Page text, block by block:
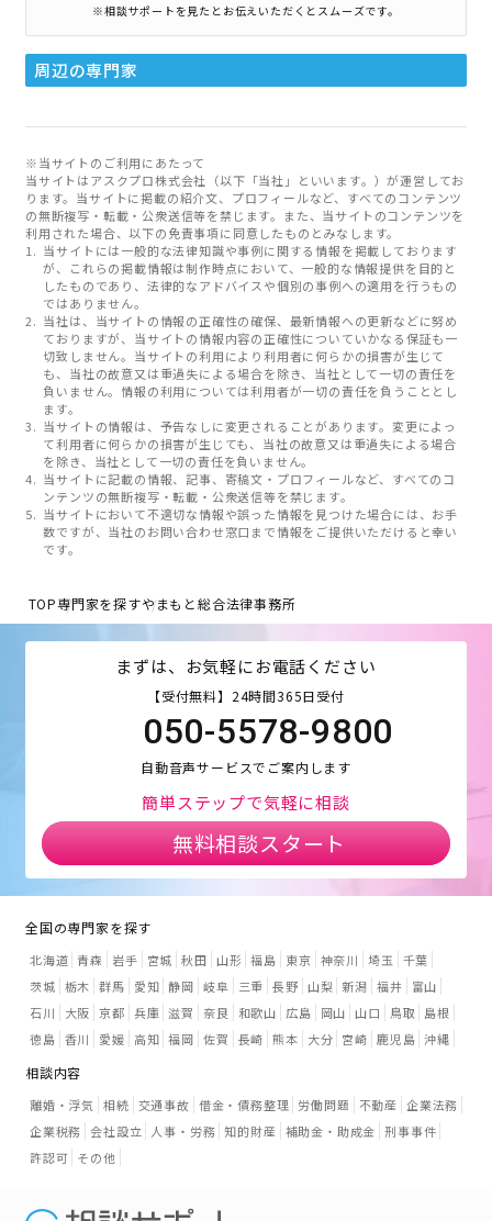
※相談サポートを見たとお伝えいただくとスムーズです。
周辺の専門家
※当サイトのご利用にあたって
当サイトはアスクプロ株式会社（以下「当社」といいます。）が運営してお
ります。当サイトに掲載の紹介文、プロフィールなど、すべてのコンテンツ
の無断複写・転載・公衆送信等を禁じます。また、当サイトのコンテンツを
利用された場合、以下の免責事項に同意したものとみなします。
当サイトには一般的な法律知識や事例に関する情報を掲載しております
が、これらの掲載情報は制作時点において、一般的な情報提供を目的と
したものであり、法律的なアドバイスや個別の事例への適用を行うもの
ではありません。
当社は、当サイトの情報の正確性の確保、最新情報への更新などに努め
ておりますが、当サイトの情報内容の正確性についていかなる保証も一
切致しません。当サイトの利用により利用者に何らかの損害が生じて
も、当社の故意又は重過失による場合を除き、当社として一切の責任を
負いません。情報の利用については利用者が一切の責任を負うこととし
ます。
当サイトの情報は、予告なしに変更されることがあります。変更によっ
て利用者に何らかの損害が生じても、当社の故意又は重過失による場合
を除き、当社として一切の責任を負いません。
当サイトに記載の情報、記事、寄稿文・プロフィールなど、すべてのコ
ンテンツの無断複写・転載・公衆送信等を禁じます。
当サイトにおいて不適切な情報や誤った情報を見つけた場合には、お手
数ですが、当社のお問い合わせ窓口まで情報をご提供いただけると幸い
です。
TOP専門家を探すやまもと総合法律事務所
まずは、お気軽にお電話ください
【受付無料】24時間365日受付
050-5578-9800
自動音声サービスでご案内します
簡単ステップで気軽に相談
無料相談スタート
全国の専門家を探す
北海道 青森 岩手 宮城 秋田 山形 福島 東京 神奈川 埼玉
千葉
茨城 栃木 群馬 愛知 静岡 岐阜 三重 長野 山梨 新潟 福井
富山
石川
大阪 京都 兵庫 滋賀 奈良 和歌山 広島 岡山 山口 鳥取
島根
徳島 香川 愛媛 高知 福岡 佐賀 長崎 熊本 大分 宮崎 鹿児島 沖縄
相談内容
離婚・浮気 相続 交通事故 借金・債務整理 労働問題 不動産 企業法務
企業税務 会社設立 人事・労務 知的財産 補助金・助成金 刑事事件
許認可 その他